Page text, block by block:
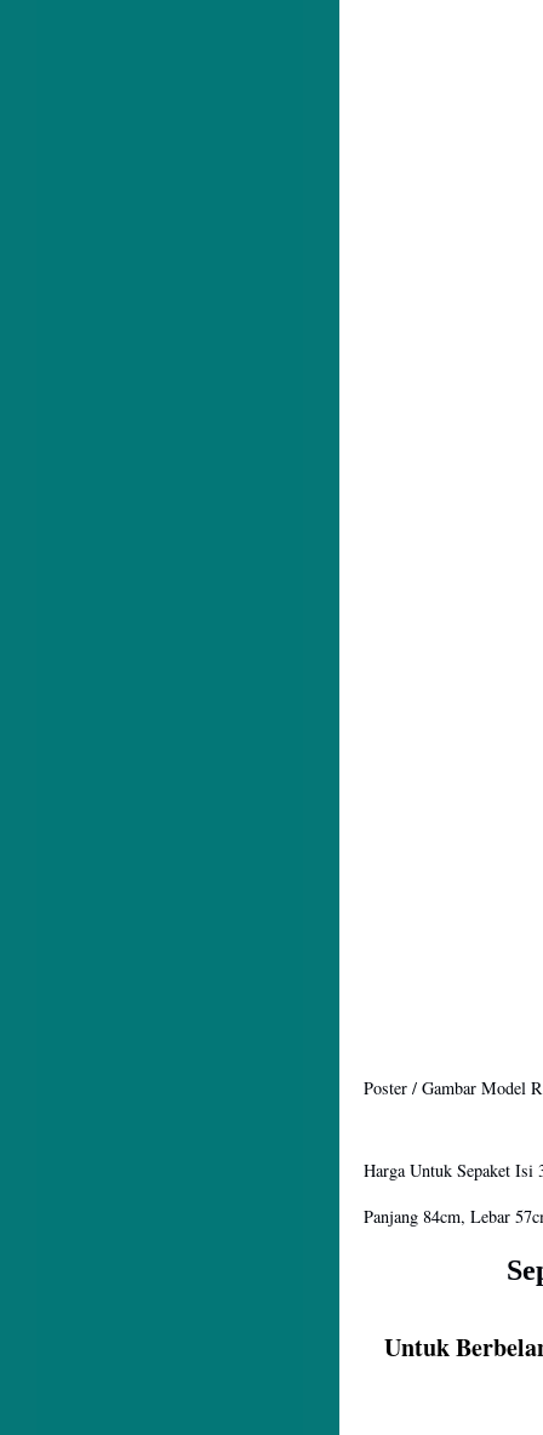
Poster / Gambar Model
Harga Untuk Sepaket Isi
Panjang 84cm, Lebar
Untuk